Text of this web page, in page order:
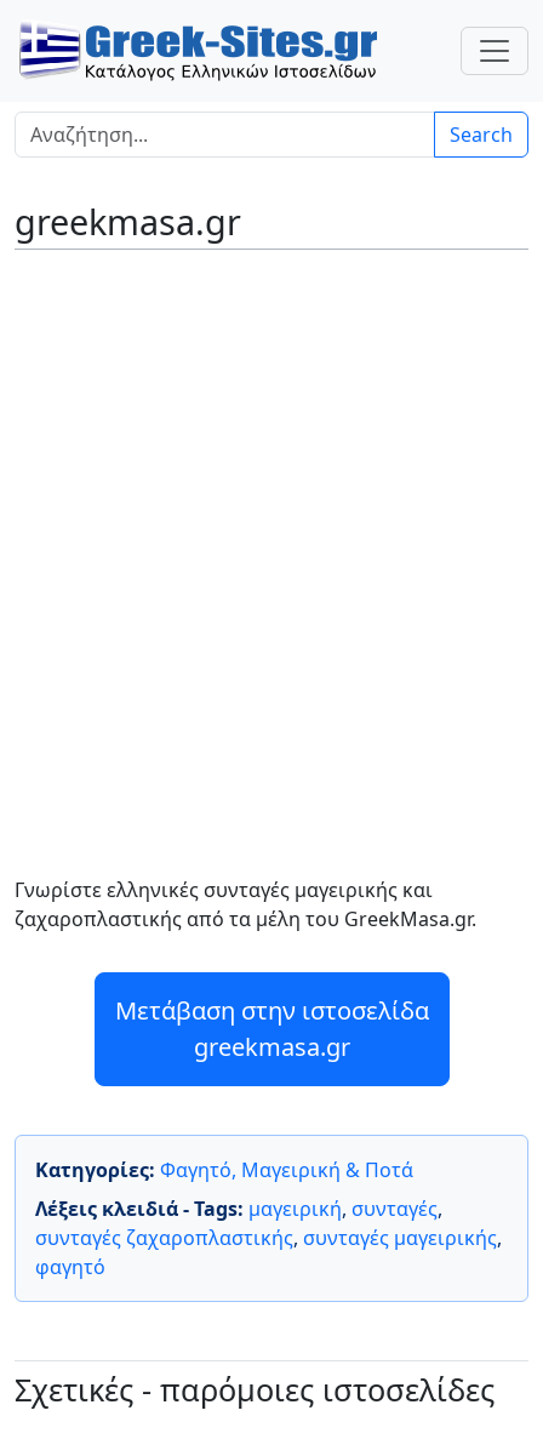
Search
greekmasa.gr
Γνωρίστε ελληνικές συνταγές μαγειρικής και
ζαχαροπλαστικής από τα μέλη του GreekMasa.gr.
Μετάβαση στην ιστοσελίδα
greekmasa.gr
Κατηγορίες: Φαγητό, Μαγειρική & Ποτά
Λέξεις κλειδιά - Tags: μαγειρική, συνταγές,
συνταγές ζαχαροπλαστικής, συνταγές μαγειρικής,
φαγητό
Σχετικές - παρόμοιες ιστοσελίδες